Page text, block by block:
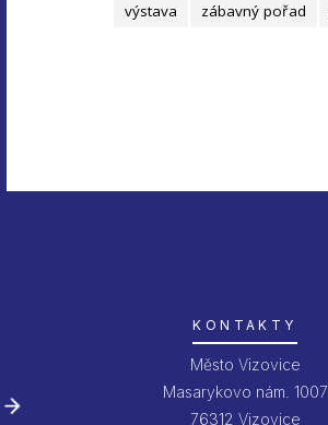
výstava
zábavný pořad
KONTAKTY
Město Vizovice
Masarykovo nám. 1007
76312 Vizovice